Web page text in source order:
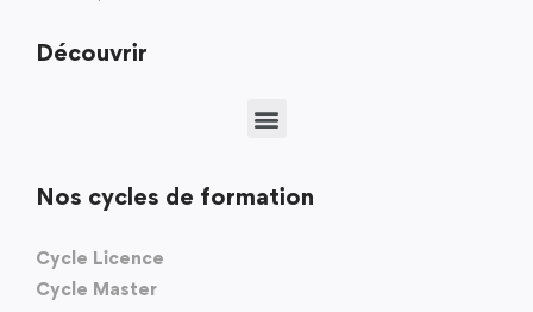
Découvrir
Nos cycles de formation
Cycle Licence
Cycle Master